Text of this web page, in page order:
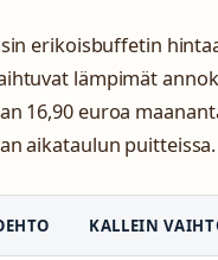
erikoisbuffetin
lämpimät
16,90 euroa
aikataulun puitteissa.
KALLEIN